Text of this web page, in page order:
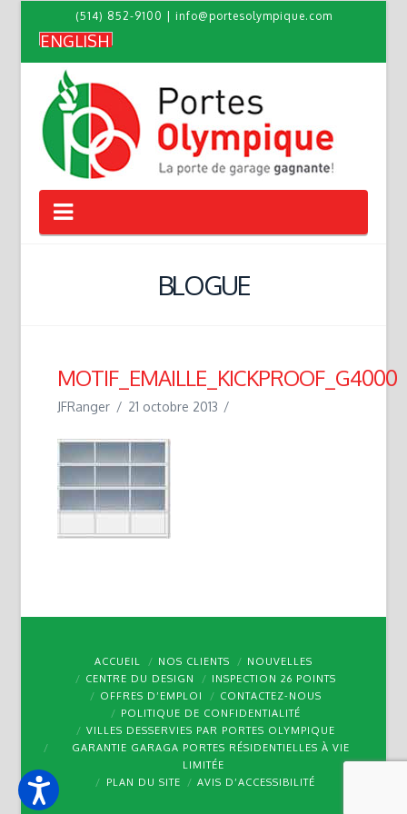
(514) 852-9100 info@portesolympique.com
ENGLISH
Navigation
BLOGUE
MOTIF_EMAILLE_KICKPROOF_G4000
JFRanger 21 octobre 2013
ACCUEIL NOS CLIENTS
NOUVELLES
CENTRE DU DESIGN
INSPECTION 26 POINTS
OFFRES D’EMPLOI
CONTACTEZ-NOUS
POLITIQUE DE CONFIDENTIALITÉ
VILLES DESSERVIES PAR PORTES OLYMPIQUE
GARANTIE GARAGA PORTES RÉSIDENTIELLES À VIE
LIMITÉE
PLAN DU SITE
AVIS D’ACCESSIBILITÉ